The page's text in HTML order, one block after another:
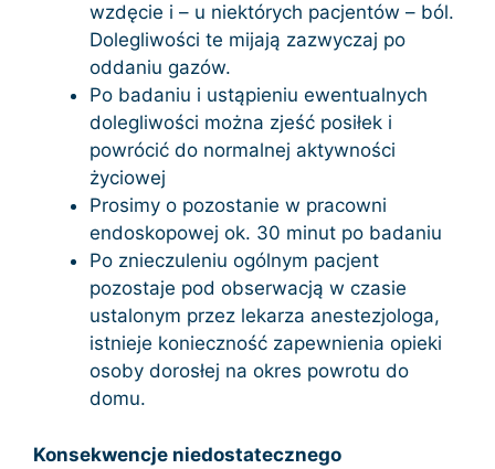
wzdęcie i – u niektórych pacjentów – ból.
Dolegliwości te mijają zazwyczaj po
oddaniu gazów.
Po badaniu i ustąpieniu ewentualnych
dolegliwości można zjeść posiłek i
powrócić do normalnej aktywności
życiowej
Prosimy o pozostanie w pracowni
endoskopowej ok. 30 minut po badaniu
Po znieczuleniu ogólnym pacjent
pozostaje pod obserwacją w czasie
ustalonym przez lekarza anestezjologa,
istnieje konieczność zapewnienia opieki
osoby dorosłej na okres powrotu do
domu.
Konsekwencje niedostatecznego